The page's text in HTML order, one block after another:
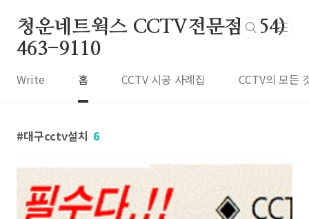
청운네트웍스 CCTV전문점 054)
463-9110
Write 홈 CCTV 시공 사례집 CCTV의 모든
대구cctv설치 6